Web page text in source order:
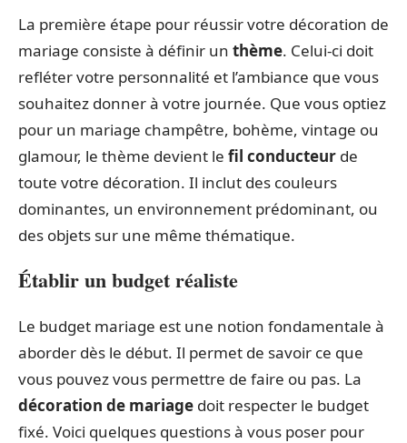
La première étape pour réussir votre décoration de
mariage consiste à définir un thème. Celui-ci doit
refléter votre personnalité et l’ambiance que vous
souhaitez donner à votre journée. Que vous optiez
pour un mariage champêtre, bohème, vintage ou
glamour, le thème devient le fil conducteur de
toute votre décoration. Il inclut des couleurs
dominantes, un environnement prédominant, ou
des objets sur une même thématique.
Établir un budget réaliste
Le budget mariage est une notion fondamentale à
aborder dès le début. Il permet de savoir ce que
vous pouvez vous permettre de faire ou pas. La
décoration de mariage doit respecter le budget
fixé. Voici quelques questions à vous poser pour